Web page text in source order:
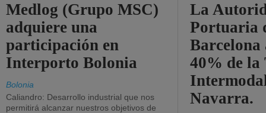
Medlog (Grupo MSC)
adquiere una
participación en
Interporto Bolonia
Bolonia
Caliandro: Desarrollo industrial que nos
permitirá alcanzar nuestros objetivos de
La
Portuaria
40% de la
Navarra.